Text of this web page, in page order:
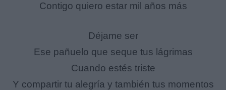
Contigo quiero estar mil años más
Déjame ser
Ese pañuelo que seque tus lágrimas
Cuando estés triste
Y compartir tu alegría y también tus momentos